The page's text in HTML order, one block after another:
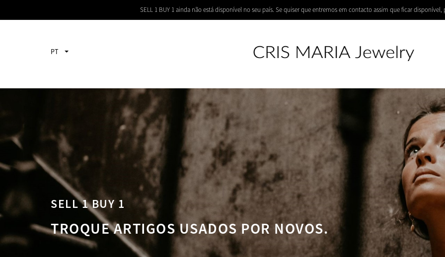
SELL 1 BUY 1 ainda não está disponível no seu país. Se quiser que entremos em contacto assim que ficar
PT
SELL 1 BUY 1
TROQUE ARTIGOS USADOS POR NOVOS.